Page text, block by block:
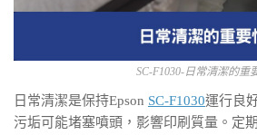
SC-F1030-日常清潔的重
日常清潔是保持Epson SC-F1030運行良
污垢可能堵塞噴頭，影響印刷質量。定